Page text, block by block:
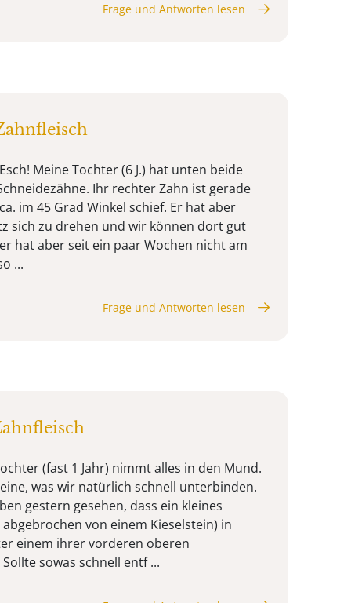
Frage und Antworten lesen
Meine Tochter (6 J.) hat unten beide
Ihr rechter Zahn ist gerade
im 45 Grad Winkel schief. Er hat aber
sich zu drehen und wir können dort gut
hat aber seit ein paar Wochen nicht am
...
Frage und Antworten lesen
(fast 1 Jahr) nimmt alles in den Mund.
was wir natürlich schnell unterbinden.
gestern gesehen, dass ein kleines
von einem Kieselstein) in
einem ihrer vorderen oberen
sowas schnell entf ...